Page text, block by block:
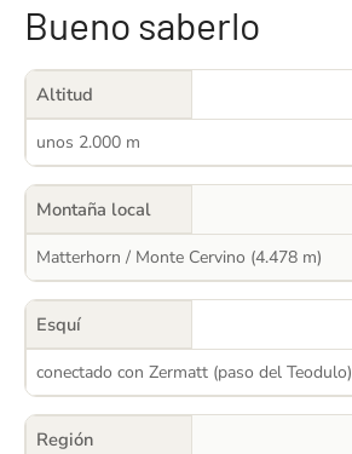
Bueno saberlo
Altitud
unos 2.000 m
Montaña local
Matterhorn / Monte Cervino (4.478 m)
Esquí
conectado con Zermatt (paso del Teodulo)
Región